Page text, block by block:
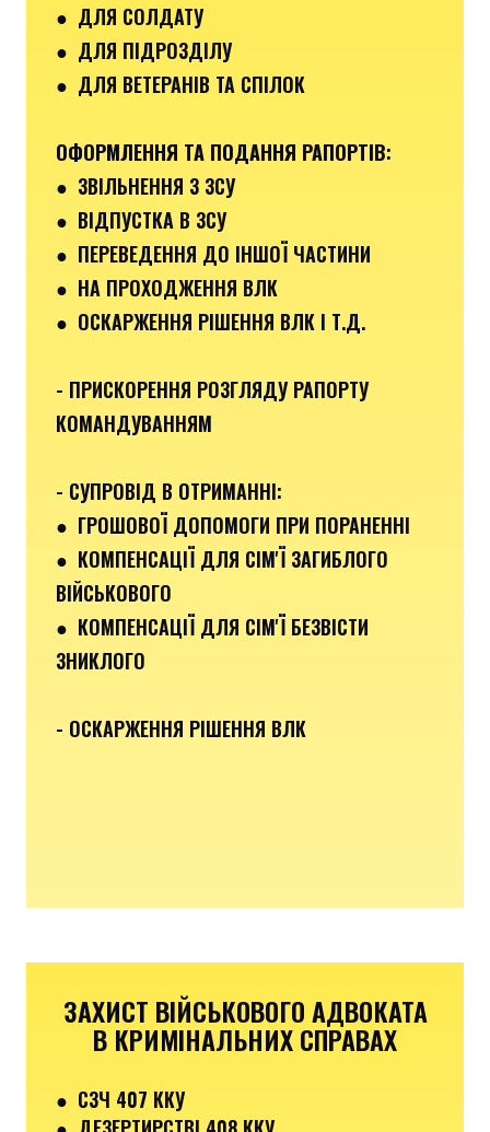
● ДЛЯ СОЛДАТУ
● ДЛЯ ПІДРОЗДІЛУ
● ДЛЯ ВЕТЕРАНІВ ТА СПІЛОК
ОФОРМЛЕННЯ ТА ПОДАННЯ РАПОРТІВ:
● ЗВІЛЬНЕННЯ З ЗСУ
● ВІДПУСТКА В ЗСУ
● ПЕРЕВЕДЕННЯ ДО ІНШОЇ ЧАСТИНИ
● НА ПРОХОДЖЕННЯ ВЛК
● ОСКАРЖЕННЯ РІШЕННЯ ВЛК І Т.Д.
- ПРИСКОРЕННЯ РОЗГЛЯДУ РАПОРТУ
КОМАНДУВАННЯМ
- СУПРОВІД В ОТРИМАННІ:
● ГРОШОВОЇ ДОПОМОГИ ПРИ ПОРАНЕННІ
● КОМПЕНСАЦІЇ ДЛЯ СІМ'Ї ЗАГИБЛОГО
ВІЙСЬКОВОГО
● КОМПЕНСАЦІЇ ДЛЯ СІМ'Ї БЕЗВІСТИ
ЗНИКЛОГО
- ОСКАРЖЕННЯ РІШЕННЯ ВЛК
ЗАХИСТ ВІЙСЬКОВОГО АДВОКАТА
В КРИМІНАЛЬНИХ СПРАВАХ
● СЗЧ 407 ККУ